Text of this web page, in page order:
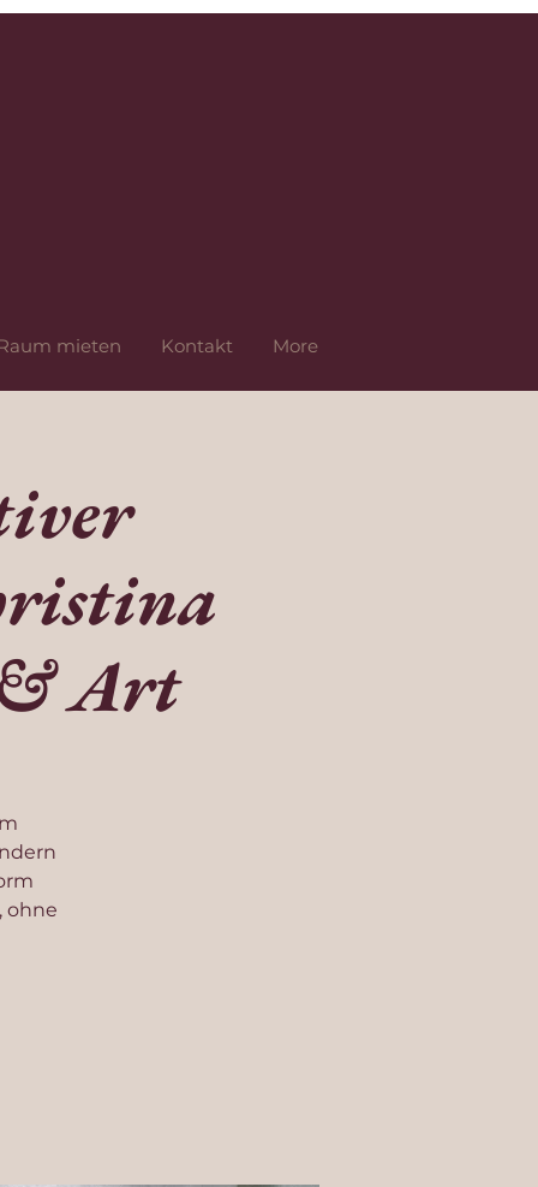
mieten Kontakt More
Art
ohne